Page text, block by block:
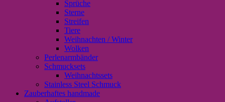
Sprüche
Sterne
Streifen
Tiere
Weihnachten / Winter
Wolken
Perlenarmbänder
Schmucksets
Weihnachtssets
Stainless Steel Schmuck
Zauberhaftes handmade